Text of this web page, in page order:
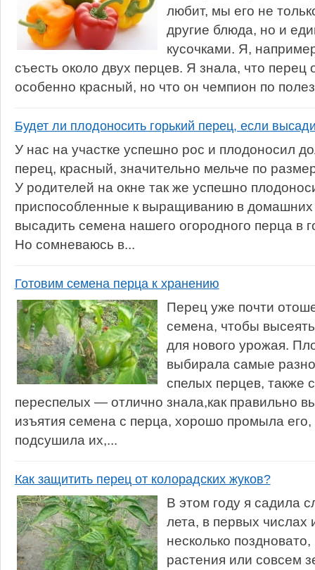
любит, мы его не
другие блюда, но и
кусочками. Я,
съесть около двух перцев. Я знала, что перец
особенно красный, но что он чемпион по
Будет ли плодоносить горький перец, если
У нас на участке успешно рос и плодоносил
перец, красный, значительно мельче по
У родителей на окне так же успешно
приспособленные к выращиванию в
высадить семена нашего огородного перца в
Но сомневаюсь в...
Готовим семена перца к хранению
Перец уже почти
семена, чтобы
для нового урожая.
выбирала самые
спелых перцев, также
переспелых — отлично знала,как правильно
изъятия семена с перца, хорошо промыла
подсушила их,...
Как защитить перец от колорадских жуков?
В этом году я садила
лета, в первых числах
несколько
растения или совсем